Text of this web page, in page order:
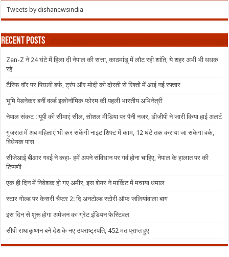
Tweets by dishanewsindia
Recent Posts
Zen-Z ने 24 घंटे में हिला दी नेपाल की सत्ता, काठमांडू में लौट रही शांति, ये शहर अभी भी धधक
रहे
टैरिफ वॉर पर पिघली बर्फ, ट्रंप और मोदी की दोस्ती से रिश्तों में आई नई रफ्तार
भूमि पेडनेकर बनीं वर्ल्ड इकोनॉमिक फोरम की पहली भारतीय अभिनेत्री
नेपाल संकट : यूपी की सीमाएं सील, सोशल मीडिया पर पैनी नजर, डीजीपी ने जारी किया हाई अलर्ट
गुजरात में अब महिलाएं भी कर सकेंगी नाइट शिफ्ट में काम, 12 घंटे तक कराया जा सकेगा वर्क,
विधेयक पास
सीजेआई बीआर गवई ने कहा- हमें अपने संविधान पर गर्व होना चाहिए, नेपाल के हालात पर की
टिप्पणी
एक ही दिन में निवेशक हो गए अमीर, इस शेयर ने मार्किट में मचाया धमाल
स्टार गोल्ड पर केसरी चैप्टर 2: दि अनटोल्ड स्टोरी ऑफ जलियांवाला बाग
इस दिन से शुरू होगा अमेजन का ग्रेट इंडियन फेस्टिवल
सीपी राधाकृष्णन बने देश के नए उपराष्ट्रपति, 452 मत प्राप्त हुए